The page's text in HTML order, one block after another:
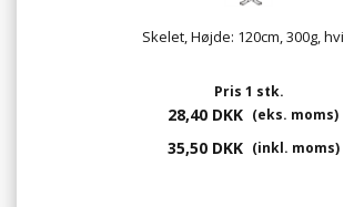
Skelet, Højde: 120cm, 300g,
Pris 1 stk.
28,40 DKK (eks. moms)
35,50 DKK (inkl. moms)